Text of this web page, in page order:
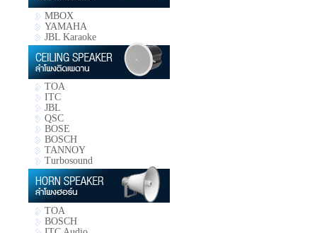
MBOX
YAMAHA
JBL Karaoke
TOA
ITC
JBL
QSC
BOSE
BOSCH
TANNOY
Turbosound
TOA
BOSCH